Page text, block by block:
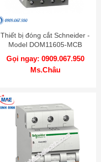
Thiết bị đóng cắt Schneider -
Model DOM11605-MCB
Gọi ngay: 0909.067.950
Ms.Châu